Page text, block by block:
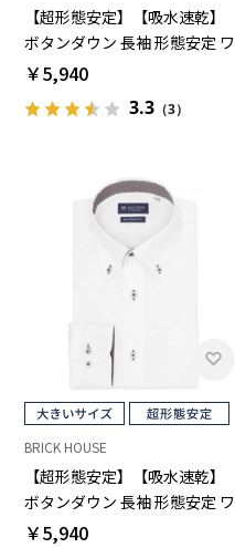
【超形態安定】【吸水速乾】
ボタンダウン 長袖 形態安定 ワ
イシャツ 大きいサイズ
￥5,940
3.3（3）
BRICK HOUSE
【超形態安定】【吸水速乾】
ボタンダウン 長袖 形態安定 ワ
イシャツ 大きいサイズ
￥5,940